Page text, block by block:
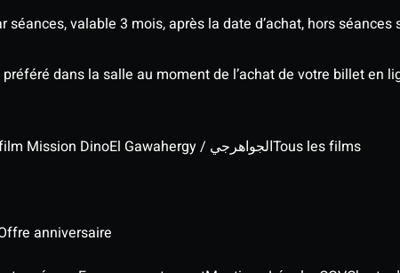
valable 3 mois, après la date d’achat, hors
dans la salle au moment de l’achat de votre billet en
Mission Dino El Gawahergy / الجواهرجيTous les films
anniversaire